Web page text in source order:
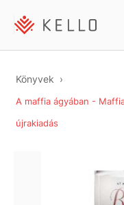
Könyvek
A maffia ágyában -
újrakiadás